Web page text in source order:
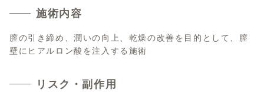
施術内容
膣の引き締め、潤いの向上、乾燥の改善を目的として、膣
壁にヒアルロン酸を注入する施術
リスク・副作用